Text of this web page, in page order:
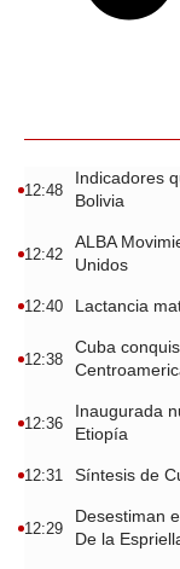
12:48
Indicadores
Bolivia
12:42
ALBA
Unidos
12:40 Lactancia
12:38
Cuba
12:36
Inaugurada
Etiopía
12:31 Síntesis de
12:29
Desestiman
De la